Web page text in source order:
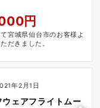
円
宮城県仙台市のお客様よ
だきました。
年2月1日
ェアフライトムー